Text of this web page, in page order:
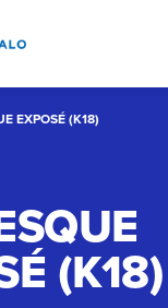
EXPOSÉ (K18)
(K18)